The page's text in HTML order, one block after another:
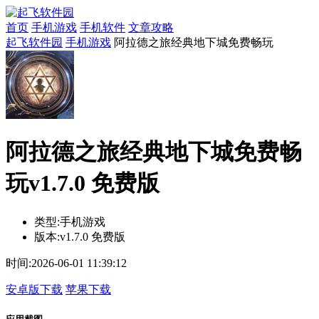
首页 手机游戏 手机软件 文章攻略
起飞软件园 手机游戏 阿拉德之旅经典地下城免费畅玩
阿拉德之旅经典地下城免费畅
玩v1.7.0 免费版
类型:手机游戏
版本:v1.7.0 免费版
时间:2026-06-01 11:39:12
安卓版下载 苹果下载